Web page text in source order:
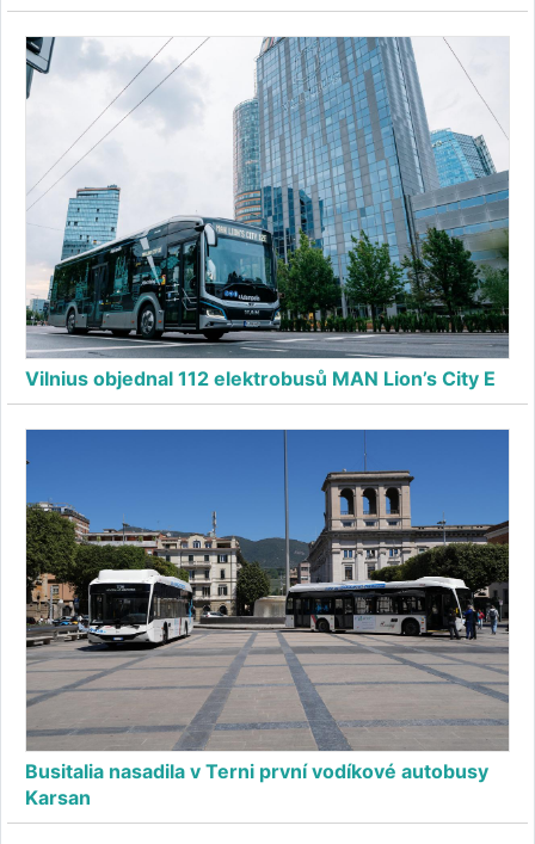
Vilnius objednal 112 elektrobusů MAN Lion’s City E
Busitalia nasadila v Terni první vodíkové autobusy
Karsan